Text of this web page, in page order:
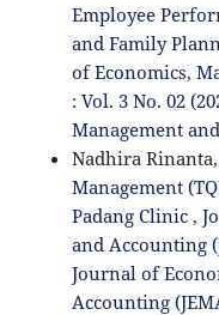
Employee
and Family
of Economics,
: Vol. 3 No. 02
Management
Nadhira Rinanta,
Management
Padang Clinic ,
and Accounting
Journal of
Accounting